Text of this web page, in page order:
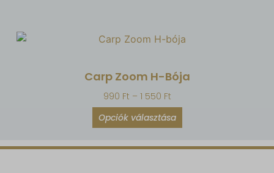
Carp Zoom H-Bója
990 Ft – 1 550 Ft
Opciók választása